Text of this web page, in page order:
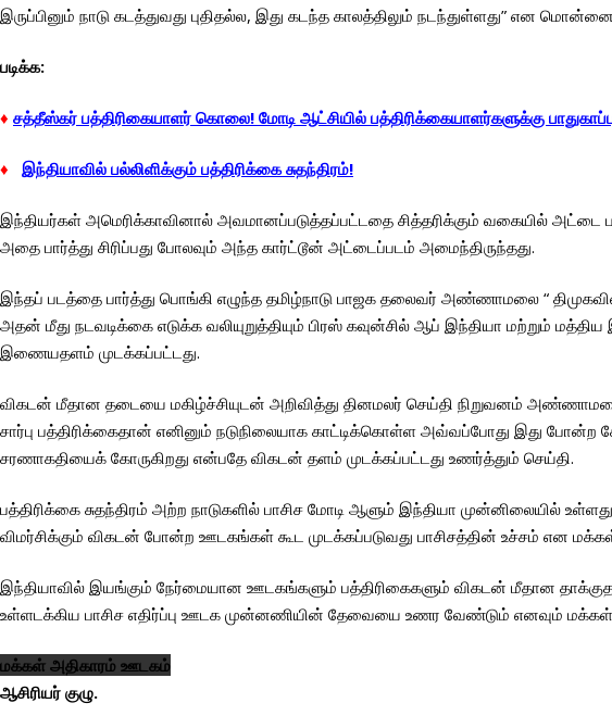
இருப்பினும் நாடு கடத்துவது புதிதல்ல, இது கடந்த காலத்திலும் நடந்துள்ளது” என
படிக்க:
♦ சத்தீஸ்கர் பத்திரிகையாளர் கொலை! மோடி ஆட்சியில் பத்திரிக்கையாளர்களுக்கு
♦ இந்தியாவில் பல்லிளிக்கும் பத்திரிக்கை சுதந்திரம்!
இந்தியர்கள் அமெரிக்காவினால் அவமானப்படுத்தப்பட்டதை சித்தரிக்கும் வகையில் அட்டை
அதை பார்த்து சிரிப்பது போலவும் அந்த கார்ட்டூன் அட்டைப்படம் அமைந்திருந்தது.
இந்தப் படத்தை பார்த்து பொங்கி எழுந்த தமிழ்நாடு பாஜக தலைவர் அண்ணாமலை “
அதன் மீது நடவடிக்கை எடுக்க வலியுறுத்தியும் பிரஸ் கவுன்சில் ஆப் இந்தியா மற்றும்
இணையதளம் முடக்கப்பட்டது.
விகடன் மீதான தடையை மகிழ்ச்சியுடன் அறிவித்து தினமலர் செய்தி நிறுவனம்
சார்பு பத்திரிக்கைதான் எனினும் நடுநிலையாக காட்டிக்கொள்ள அவ்வப்போது இது
சரணாகதியைக் கோருகிறது என்பதே விகடன் தளம் முடக்கப்பட்டது உணர்த்தும் செய்தி.
பத்திரிக்கை சுதந்திரம் அற்ற நாடுகளில் பாசிச மோடி ஆளும் இந்தியா முன்னிலையில்
விமர்சிக்கும் விகடன் போன்ற ஊடகங்கள் கூட முடக்கப்படுவது பாசிசத்தின் உச்சம்
இந்தியாவில் இயங்கும் நேர்மையான ஊடகங்களும் பத்திரிகைகளும் விகடன் மீதான
உள்ளடக்கிய பாசிச எதிர்ப்பு ஊடக முன்னணியின் தேவையை உணர வேண்டும் எனவும்
மக்கள் அதிகாரம் ஊடகம்
ஆசிரியர் குழு.